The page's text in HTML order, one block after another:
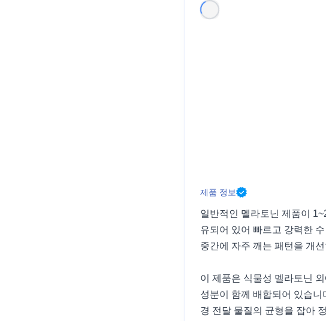
제품 정보
일반적인 멜라토닌 제품이
유되어 있어 빠르고 강력한
중간에 자주 깨는 패턴을 개
이 제품은 식물성 멜라토닌
성분이 함께 배합되어 있습
경 전달 물질의 균형을 잡아